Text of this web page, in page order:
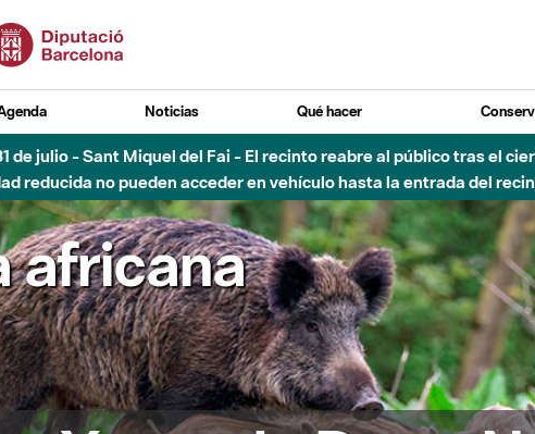
Noticias Qué hacer
de julio - Sant Miquel del Fai - El recinto reabre al público tras el
reducida no pueden acceder en vehículo hasta la entrada del
africana